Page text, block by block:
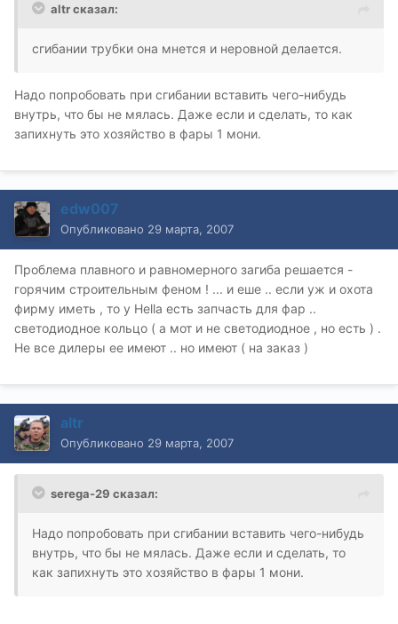
altr сказал:
сгибании трубки она мнется и неровной делается.
Надо попробовать при сгибании вставить чего-нибудь
внутрь, что бы не мялась. Даже если и сделать, то как
запихнуть это хозяйство в фары 1 мони.
edw007
Опубликовано 29 марта, 2007
Проблема плавного и равномерного загиба решается -
горячим строительным феном ! ... и еше .. если уж и охота
фирму иметь , то у Hella есть запчасть для фар ..
светодиодное кольцо ( а мот и не светодиодное , но есть ) .
Не все дилеры ее имеют .. но имеют ( на заказ )
altr
Опубликовано 29 марта, 2007
serega-29 сказал:
Надо попробовать при сгибании вставить чего-нибудь
внутрь, что бы не мялась. Даже если и сделать, то
как запихнуть это хозяйство в фары 1 мони.